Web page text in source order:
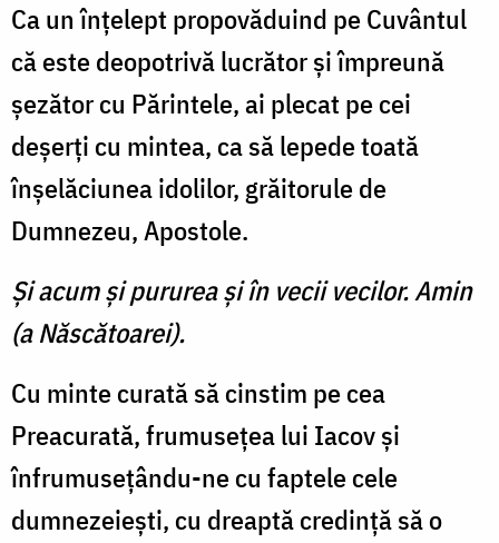
Ca un înţelept propovăduind pe Cuvântul
că este deopotrivă lucrător şi împreună
şezător cu Părintele, ai plecat pe cei
deşerţi cu mintea, ca să lepede toată
înşelăciunea idolilor, grăitorule de
Dumnezeu, Apostole.
Şi acum şi pururea şi în vecii vecilor. Amin
(a Născătoarei).
Cu minte curată să cinstim pe cea
Preacurată, frumuseţea lui Iacov şi
înfrumuseţându-ne cu faptele cele
dumnezeieşti, cu dreaptă credinţă să o